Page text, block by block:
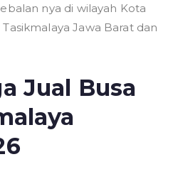
nya di wilayah Kota
Jawa Barat dan
Jual Busa